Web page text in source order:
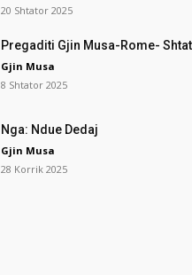
20 Shtator 2025
Pregaditi Gjin Musa-Rome-
Gjin Musa
8 Shtator 2025
Nga: Ndue Dedaj
Gjin Musa
28 Korrik 2025